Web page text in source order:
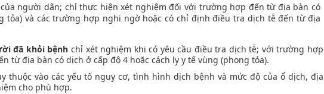
người dân; chỉ thực hiện xét nghiệm đối với trường hợp đến từ địa bàn có
tỏa) và các trường hợp nghi ngờ hoặc có chỉ định điều tra dịch tễ đến từ địa
đã khỏi bệnh chỉ xét nghiệm khi có yêu cầu điều tra dịch tễ; với trường hợp
từ địa bàn có dịch ở cấp độ 4 hoặc cách ly y tế vùng (phong tỏa).
thuộc vào các yếu tố nguy cơ, tình hình dịch bệnh và mức độ của ổ dịch, địa
cho phù hợp.